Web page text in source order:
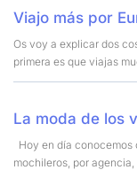
Viajo más por
Os voy a explicar dos
primera es que viajas
La moda de los
Hoy en día conocemos
mochileros, por